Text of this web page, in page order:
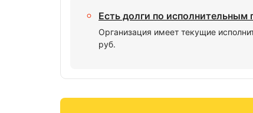
Есть долги по исполнительным
Организация имеет текущие
руб.